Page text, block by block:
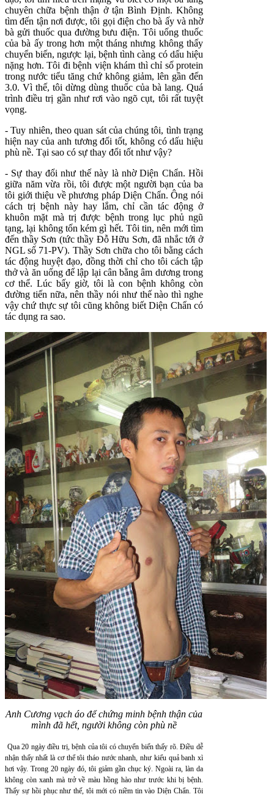
chuyên chữa bệnh thận ở tận Bình Định. Không
tìm đến tận nơi được, tôi gọi điện cho bà ấy và nhờ
bà gửi thuốc qua đường bưu điện. Tôi uống thuốc
của bà ấy trong hơn một tháng nhưng không thấy
chuyển biến, ngược lại, bệnh tình càng có dấu hiệu
nặng hơn. Tôi đi bệnh viện khám thì chỉ số protein
trong nước tiểu tăng chứ không giảm, lên gần đến
3.0. Vì thế, tôi dừng dùng thuốc của bà lang. Quá
trình điều trị gần như rơi vào ngõ cụt, tôi rất tuyệt
vọng.
- Tuy nhiên, theo quan sát của chúng tôi, tình trạng
hiện nay của anh tương đối tốt, không có dấu hiệu
phù nề. Tại sao có sự thay đổi tốt như vậy?
- Sự thay đổi như thế này là nhờ Diện Chẩn. Hồi
giữa năm vừa rồi, tôi được một người bạn của ba
tôi giới thiệu về phương pháp Diện Chẩn. Ông nói
cách trị bệnh này hay lắm, chỉ cần tác động ở
khuôn mặt mà trị được bệnh trong lục phủ ngũ
tạng, lại không tốn kém gì hết. Tôi tin, nên mới tìm
đến thầy Sơn (tức thầy Đỗ Hữu Sơn, đã nhắc tới ở
NGL số 71-PV). Thầy Sơn chữa cho tôi bằng cách
tác động huyệt đạo, đồng thời chỉ cho tôi cách tập
thở và ăn uống để lập lại cân bằng âm dương trong
cơ thể. Lúc bấy giờ, tôi là con bệnh không còn
đường tiến nữa, nên thầy nói như thế nào thì nghe
vậy chứ thực sự tôi cũng không biết Diện Chẩn có
tác dụng ra sao.
Anh Cương vạch áo để chứng minh bệnh thận của
mình đã hết, người không còn phù nề
Qua 20 ngày điều trị, bệnh của tôi có chuyển biến thấy rõ. Điều dễ
nhận thấy nhất là cơ thể tôi tháo nước nhanh, như kiểu quả banh xì
hơi vậy. Trong 20 ngày đó, tôi giảm gần chục ký. Ngoài ra, làn da
không còn xanh mà trở về màu hồng hào như trước khi bị bệnh.
Thấy sự hồi phục như thế, tôi mới có niềm tin vào Diện Chẩn. Tôi